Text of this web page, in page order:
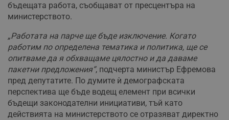
бъдещата работа, съобщават от пресцентъра на
министерството.
„Работата на парче ще бъде изключение. Когато
работим по определена тематика и политика, ще се
опитваме да я обхващаме цялостно и да даваме
пакетни предложения“, подчерта министър Ефремова
пред депутатите. По думите ѝ демографската
перспектива ще бъде водещ елемент при всички
бъдещи законодателни инициативи, тъй като
действията на министерството се отразяват директно